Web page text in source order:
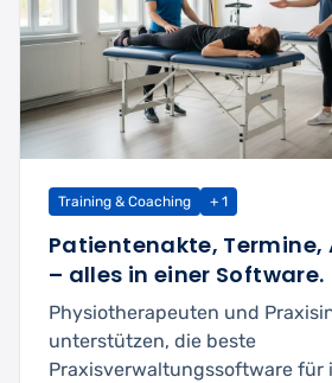
Training & Coaching + 1
Patientenakte, Termine,
– alles in einer Software.
Physiotherapeuten und
unterstützen, die beste
Praxisverwaltungssoftware für